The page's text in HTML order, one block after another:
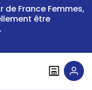
de France Femmes,
être